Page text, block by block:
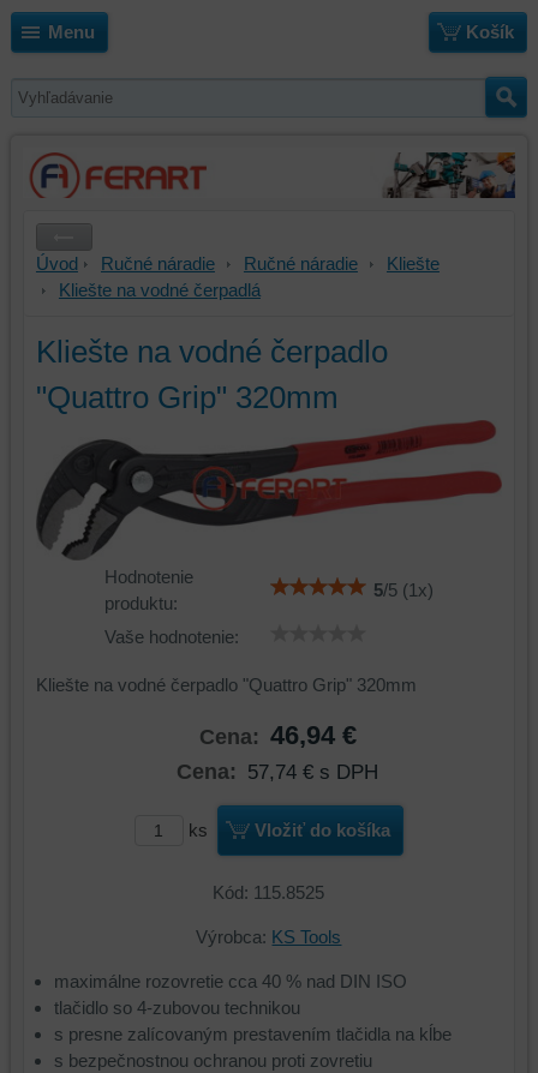
Menu Košík
Úvod Ručné náradie Ručné náradie
Kliešte
Kliešte na vodné čerpadlá
Kliešte na vodné čerpadlo
"Quattro Grip" 320mm
Hodnotenie
produktu:
5/5(1 x)
Vaše hodnotenie:
Kliešte na vodné čerpadlo "Quattro Grip" 320mm
Cena: 46,94 €
Cena: 57,74 € s DPH
ks Vložiť do košíka
Kód: 115.8525
Výrobca: KS Tools
maximálne rozovretie cca 40 % nad DIN ISO
tlačidlo so 4-zubovou technikou
s presne zalícovaným prestavením tlačidla na kĺbe
s bezpečnostnou ochranou proti zovretiu